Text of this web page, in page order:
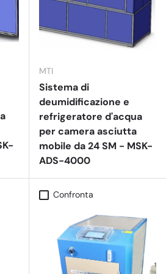
MTI
Sistema di
deumidificazione e
refrigeratore d'acqua
per camera asciutta
mobile da 24 SM - MSK-
ADS-4000
Confronta